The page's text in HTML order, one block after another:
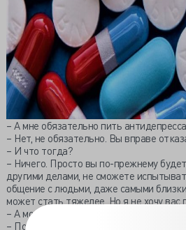
– А мне обязательно пить
– Нет, не обязательно. Вы вправе
– И что тогда?
– Ничего. Просто вы по-прежнему
другими делами, не сможете
общение с людьми, даже самыми
может стать тяжелее. Но я не хочу вас
– А можно мне вместо
– Пожалуйста, но они не помогут; разве